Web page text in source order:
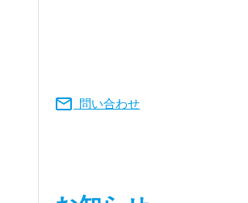
mail 問い合わせ